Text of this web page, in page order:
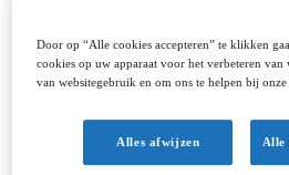
Wat doen we?
In onze vergaderingen
opmerkingen, vragen en
Door op “Alle cookies accepteren” te klikken
cookies op uw apparaat voor het verbeteren van
van websitegebruik en om ons te helpen bij
Alles afwijzen Alle